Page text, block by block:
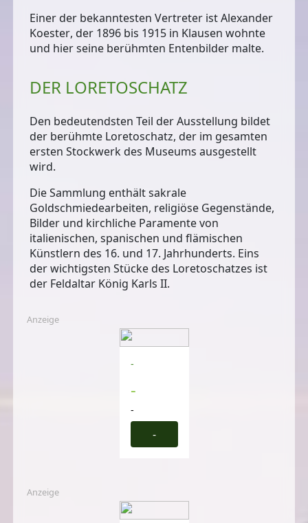
Einer der bekanntesten Vertreter istAlexander
Koester, der 1896 bis 1915 in Klausen wohnte
und hier seine berühmten Entenbilder malte.
DER LORETOSCHATZ
Den bedeutendsten Teil der Ausstellung bildet
der berühmte Loretoschatz, der im gesamten
ersten Stockwerk des Museums ausgestellt
wird.
Die Sammlung enthält sakrale
Goldschmiedearbeiten, religiöse Gegenstände,
Bilder und kirchliche Paramente von
italienischen, spanischen und flämischen
Künstlern des 16. und 17. Jahrhunderts. Eins
der wichtigsten Stücke des Loretoschatzes ist
der Feldaltar König Karls II.
Anzeige
-
-
-
-
Anzeige